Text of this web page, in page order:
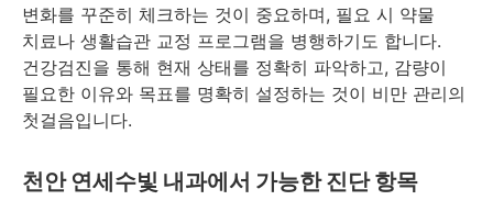
변화를 꾸준히 체크하는 것이 중요하며, 필요 시 약물
치료나 생활습관 교정 프로그램을 병행하기도 합니다.
건강검진을 통해 현재 상태를 정확히 파악하고, 감량이
필요한 이유와 목표를 명확히 설정하는 것이 비만 관리의
첫걸음입니다.
천안 연세수빛 내과에서 가능한 진단 항목